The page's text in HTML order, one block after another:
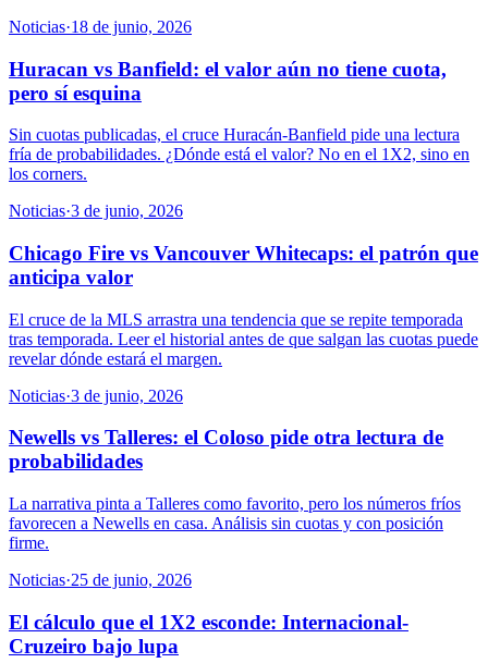
Noticias·18 de junio, 2026
Huracan vs Banfield: el valor aún no tiene cuota,
pero sí esquina
Sin cuotas publicadas, el cruce Huracán-Banfield pide una lectura
fría de probabilidades. ¿Dónde está el valor? No en el 1X2, sino en
los corners.
Noticias·3 de junio, 2026
Chicago Fire vs Vancouver Whitecaps: el patrón que
anticipa valor
El cruce de la MLS arrastra una tendencia que se repite temporada
tras temporada. Leer el historial antes de que salgan las cuotas puede
revelar dónde estará el margen.
Noticias·3 de junio, 2026
Newells vs Talleres: el Coloso pide otra lectura de
probabilidades
La narrativa pinta a Talleres como favorito, pero los números fríos
favorecen a Newells en casa. Análisis sin cuotas y con posición
firme.
Noticias·25 de junio, 2026
El cálculo que el 1X2 esconde: Internacional-
Cruzeiro bajo lupa